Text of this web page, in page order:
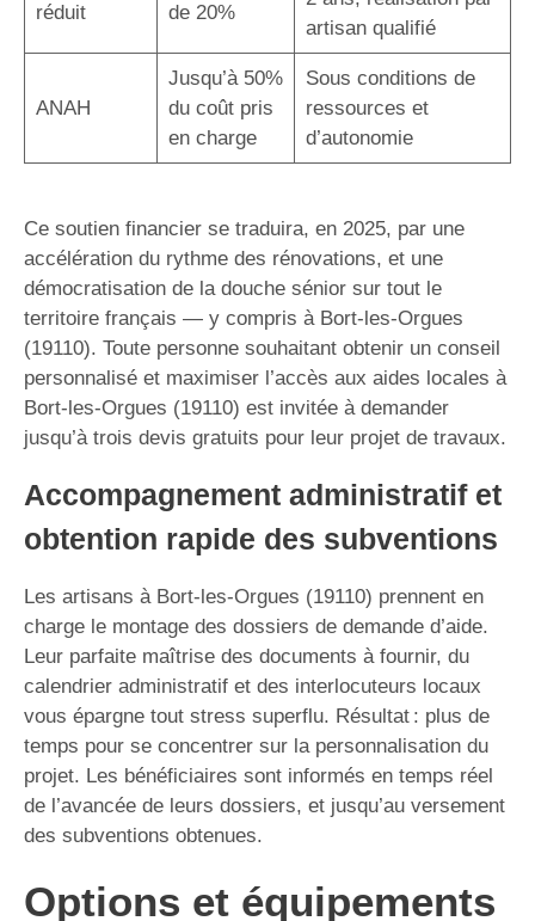
réduit
de 20%
artisan qualifié
ANAH
Jusqu’à 50%
du coût pris
en charge
Sous conditions de
ressources et
d’autonomie
Ce soutien financier se traduira, en 2025, par une
accélération du rythme des rénovations, et une
démocratisation de la douche sénior sur tout le
territoire français — y compris à Bort-les-Orgues
(19110). Toute personne souhaitant obtenir un conseil
personnalisé et maximiser l’accès aux aides locales à
Bort-les-Orgues (19110) est invitée à demander
jusqu’à trois devis gratuits pour leur projet de travaux.
Accompagnement administratif et
obtention rapide des subventions
Les artisans à Bort-les-Orgues (19110) prennent en
charge le montage des dossiers de demande d’aide.
Leur parfaite maîtrise des documents à fournir, du
calendrier administratif et des interlocuteurs locaux
vous épargne tout stress superflu. Résultat : plus de
temps pour se concentrer sur la personnalisation du
projet. Les bénéficiaires sont informés en temps réel
de l’avancée de leurs dossiers, et jusqu’au versement
des subventions obtenues.
Options et équipements